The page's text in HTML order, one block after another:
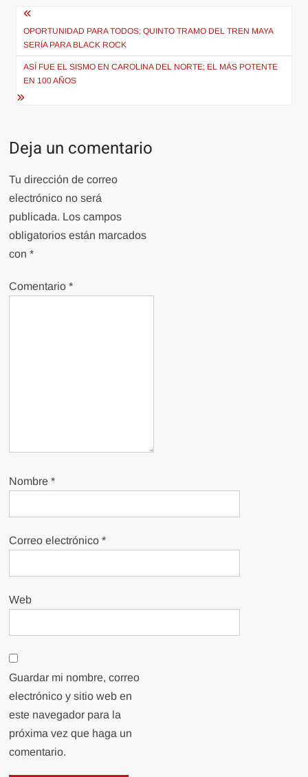
Navegación
de
entradas
OPORTUNIDAD PARA TODOS; QUINTO TRAMO DEL TREN MAYA
SERÍA PARA BLACK ROCK
ASÍ FUE EL SISMO EN CAROLINA DEL NORTE; EL MÁS POTENTE
EN 100 AÑOS
Deja un comentario
Tu dirección de correo
electrónico no será
publicada. Los campos
obligatorios están marcados
con*
Comentario*
Nombre*
Correo electrónico*
Web
Guardar mi nombre, correo
electrónico y sitio web en
este navegador para la
próxima vez que haga un
comentario.